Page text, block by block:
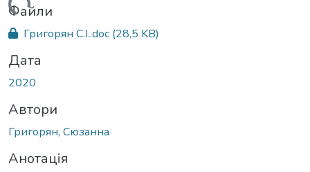
Файли
Григорян С.І..doc (28,5 KB)
Дата
2020
Автори
Григорян, Cюзанна
Анотація